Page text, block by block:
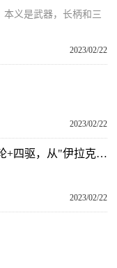
本义是武器，长柄和三
2023/02/22
2023/02/22
【天天播资讯】三菱戈蓝移植2.5双涡轮+四驱，从"伊拉克车况"变身成走街范"靓仔"
2023/02/22